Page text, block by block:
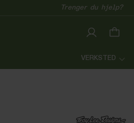
Trenger du hjelp?
VERKSTED